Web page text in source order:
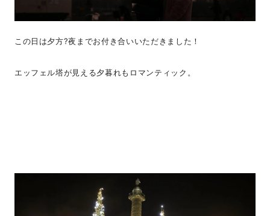
この日は夕方?夜までお付き合いいただきました！
エッフェル塔が見える夕暮れもロマンティック。